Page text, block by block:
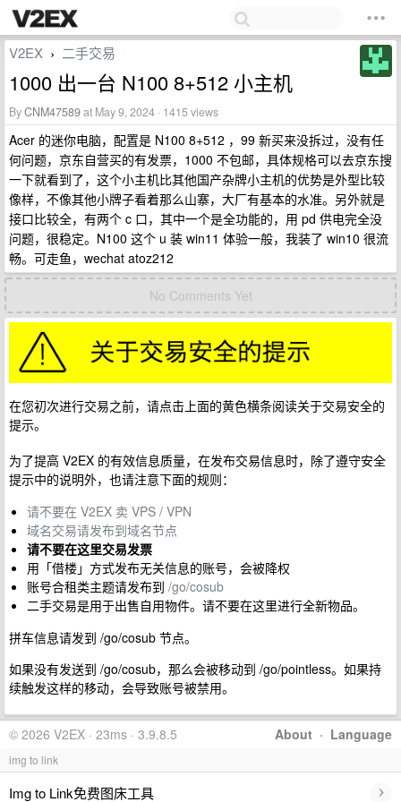
V2EX › 二手交易
1000 出一台 N100 8+512 小主机
ByCNM47589at May 9, 2024 · 1415 views
Acer 的迷你电脑，配置是 N100 8+512 ，99 新买来没拆过，没有任
何问题，京东自营买的有发票，1000 不包邮，具体规格可以去京东搜
一下就看到了，这个小主机比其他国产杂牌小主机的优势是外型比较
像样，不像其他小牌子看着那么山寨，大厂有基本的水准。另外就是
接口比较全，有两个 c 口，其中一个是全功能的，用 pd 供电完全没
问题，很稳定。N100 这个 u 装 win11 体验一般，我装了 win10 很流
畅。可走鱼，wechat atoz212
No Comments Yet
在您初次进行交易之前，请点击上面的黄色横条阅读关于交易安全的
提示。
为了提高 V2EX 的有效信息质量，在发布交易信息时，除了遵守安全
提示中的说明外，也请注意下面的规则：
请不要在 V2EX 卖 VPS / VPN
域名交易请发布到域名节点
请不要在这里交易发票
用「借楼」方式发布无关信息的账号，会被降权
账号合租类主题请发布到 /go/cosub
二手交易是用于出售自用物件。请不要在这里进行全新物品。
拼车信息请发到 /go/cosub 节点。
如果没有发送到 /go/cosub，那么会被移动到 /go/pointless。如果持
续触发这样的移动，会导致账号被禁用。
About · Language
© 2026 V2EX · 23ms · 3.9.8.5
img to link
Img to Link免费图床工具 ›